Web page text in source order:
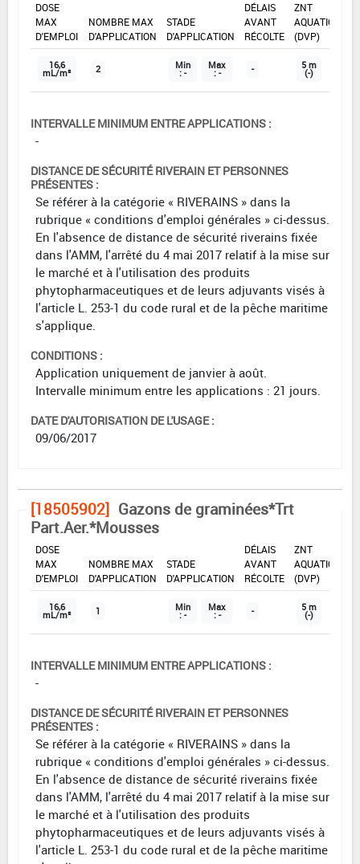
DOSE
MAX
D'EMPLOI
NOMBRE MAX
D'APPLICATION
STADE
D'APPLICATION
DÉLAIS
AVANT
RÉCOLTE
ZNT
AQUATIQUE
(DVP)
16,6
mL/m² 2 Min
: -
Max
: - - 5 m
(-)
INTERVALLE MINIMUM ENTRE APPLICATIONS :
-
DISTANCE DE SÉCURITÉ RIVERAIN ET PERSONNES
PRÉSENTES :
Se référer à la catégorie « RIVERAINS » dans la
rubrique « conditions d'emploi générales » ci-dessus.
En l'absence de distance de sécurité riverains fixée
dans l'AMM, l'arrêté du 4 mai 2017 relatif à la mise sur
le marché et à l'utilisation des produits
phytopharmaceutiques et de leurs adjuvants visés à
l'article L. 253-1 du code rural et de la pêche maritime
s'applique.
CONDITIONS :
Application uniquement de janvier à août.
Intervalle minimum entre les applications : 21 jours.
DATE D'AUTORISATION DE L'USAGE :
09/06/2017
[18505902] Gazons de graminées*Trt
Part.Aer.*Mousses
DOSE
MAX
D'EMPLOI
NOMBRE MAX
D'APPLICATION
STADE
D'APPLICATION
DÉLAIS
AVANT
RÉCOLTE
ZNT
AQUATIQUE
(DVP)
16,6
mL/m² 1 Min
: -
Max
: - - 5 m
(-)
INTERVALLE MINIMUM ENTRE APPLICATIONS :
-
DISTANCE DE SÉCURITÉ RIVERAIN ET PERSONNES
PRÉSENTES :
Se référer à la catégorie « RIVERAINS » dans la
rubrique « conditions d'emploi générales » ci-dessus.
En l'absence de distance de sécurité riverains fixée
dans l'AMM, l'arrêté du 4 mai 2017 relatif à la mise sur
le marché et à l'utilisation des produits
phytopharmaceutiques et de leurs adjuvants visés à
l'article L. 253-1 du code rural et de la pêche maritime